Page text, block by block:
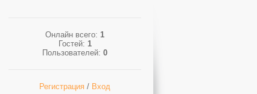
Онлайн всего: 1
Гостей: 1
Пользователей: 0
Регистрация / Вход